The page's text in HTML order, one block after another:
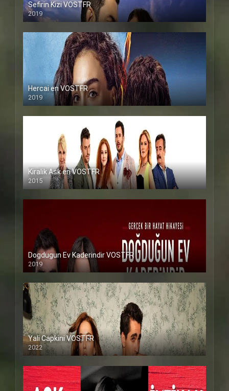
Sefirin Kizi VOSTFR
2019
Hercai en VOSTFR
2019
Kiralik Ask en VOSTFR
2015
Dogdugun Ev Kaderindir VOSTFR
2019
Yali Capkini VOSTFR
2022